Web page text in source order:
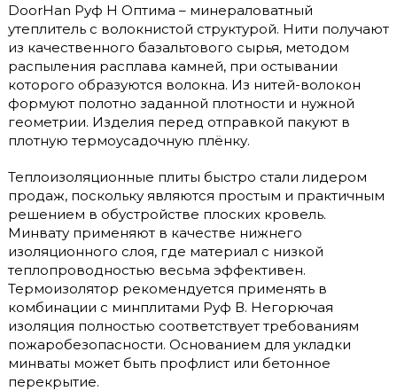
DoorHan Руф Н Оптима – минераловатный
утеплитель с волокнистой структурой. Нити получают
из качественного базальтового сырья, методом
распыления расплава камней, при остывании
которого образуются волокна. Из нитей-волокон
формуют полотно заданной плотности и нужной
геометрии. Изделия перед отправкой пакуют в
плотную термоусадочную плёнку.
Теплоизоляционные плиты быстро стали лидером
продаж, поскольку являются простым и практичным
решением в обустройстве плоских кровель.
Минвату применяют в качестве нижнего
изоляционного слоя, где материал с низкой
теплопроводностью весьма эффективен.
Термоизолятор рекомендуется применять в
комбинации с минплитами Руф В. Негорючая
изоляция полностью соответствует требованиям
пожаробезопасности. Основанием для укладки
минваты может быть профлист или бетонное
перекрытие.